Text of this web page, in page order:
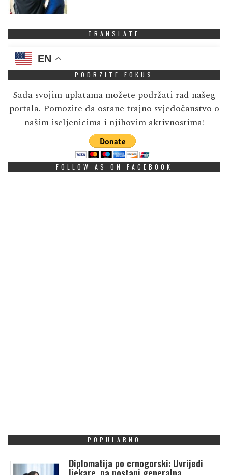
TRANSLATE
EN
PODRZITE FOKUS
Sada svojim uplatama možete podržati rad našeg
portala. Pomozite da ostane trajno svjedočanstvo o
našim iseljenicima i njihovim aktivnostima!
FOLLOW AS ON FACEBOOK
POPULARNO
Diplomatija po crnogorski: Uvrijedi